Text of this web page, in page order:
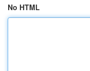
No HTML